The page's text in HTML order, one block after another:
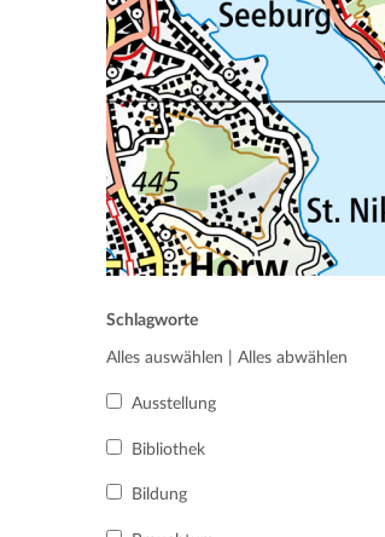
Schlagworte
Alles auswählen Alles abwählen
Ausstellung
Bibliothek
Bildung